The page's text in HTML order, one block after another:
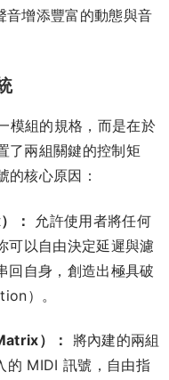
音增添豐富的動態與音
模組的規格，而是在於
了兩組關鍵的控制矩
的核心原因：
：
允許使用者將任何
可以自由決定延遲與濾
回自身，創造出極具破
）。
）：
將內建的兩組
的 MIDI 訊號，自由指